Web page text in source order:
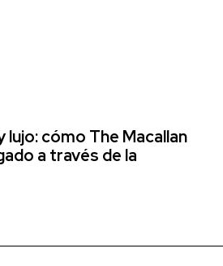
cómo The Macallan
a través de la